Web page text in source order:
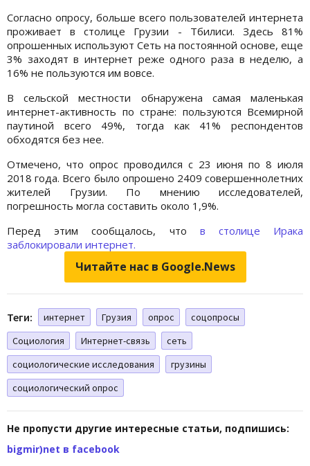
Согласно опросу, больше всего пользователей интернета
проживает в столице Грузии - Тбилиси. Здесь 81%
опрошенных используют Сеть на постоянной основе, еще
3% заходят в интернет реже одного раза в неделю, а
16% не пользуются им вовсе.
В сельской местности обнаружена самая маленькая
интернет-активность по стране: пользуются Всемирной
паутиной всего 49%, тогда как 41% респондентов
обходятся без нее.
Отмечено, что опрос проводился с 23 июня по 8 июля
2018 года. Всего было опрошено 2409 совершеннолетних
жителей Грузии. По мнению исследователей,
погрешность могла составить около 1,9%.
Перед этим сообщалось, что в столице Ирака
заблокировали интернет.
Читайте нас в Google.News
Теги: интернет Грузия опрос
соцопросы
Социология
Интернет-связь
сеть
социологические исследования
грузины
социологический опрос
Не пропусти другие интересные статьи, подпишись:
bigmir)net в facebook